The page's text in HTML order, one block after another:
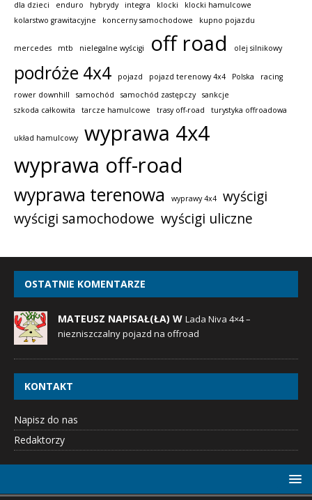
dla dzieci
enduro hybrydy integra klocki
klocki hamulcowe
kolarstwo grawitacyjne
koncerny samochodowe kupno pojazdu
mercedes mtb nielegalne wyścigi off road olej silnikowy
podróże 4x4 pojazd pojazd terenowy 4x4 Polska
racing
rower downhill
samochód samochód zastępczy
sankcje
szkoda całkowita
tarcze hamulcowe trasy off-road turystyka offroadowa
układ hamulcowy
wyprawa 4x4
wyprawa off-road
wyprawa terenowa wyprawy 4x4
wyścigi
wyścigi samochodowe wyścigi uliczne
OSTATNIE KOMENTARZE
MATEUSZ NAPISAŁ(ŁA) W Lada Niva 4×4 –
niezniszczalny pojazd na offroad
KONTAKT
Napisz do nas
Redaktorzy